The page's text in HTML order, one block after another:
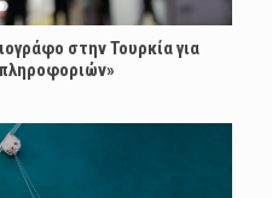
στην Τουρκία για